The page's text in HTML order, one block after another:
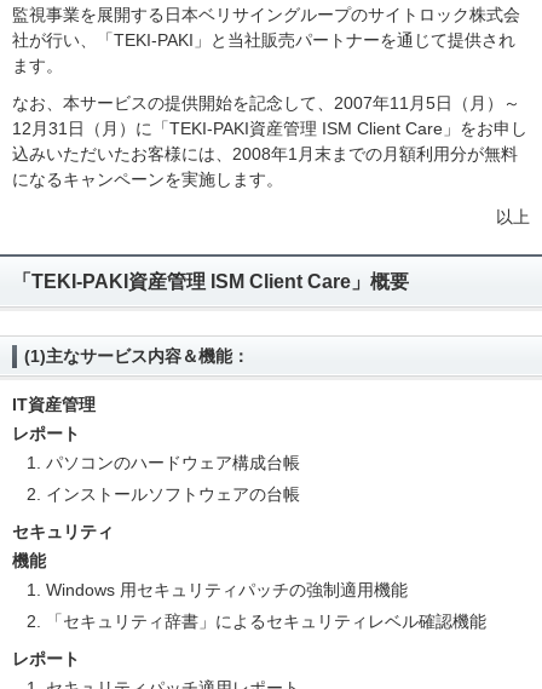
監視事業を展開する日本ベリサイングループのサイトロック株式会
社が行い、「TEKI-PAKI」と当社販売パートナーを通じて提供され
ます。
なお、本サービスの提供開始を記念して、2007年11月5日（月）～
12月31日（月）に「TEKI-PAKI資産管理 ISM Client Care」をお申し
込みいただいたお客様には、2008年1月末までの月額利用分が無料
になるキャンペーンを実施します。
以上
「TEKI-PAKI資産管理 ISM Client Care」概要
(1)主なサービス内容＆機能：
IT資産管理
レポート
パソコンのハードウェア構成台帳
インストールソフトウェアの台帳
セキュリティ
機能
Windows 用セキュリティパッチの強制適用機能
「セキュリティ辞書」によるセキュリティレベル確認機能
レポート